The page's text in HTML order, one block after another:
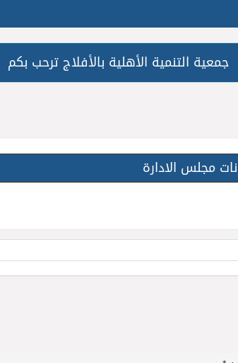
جمعية التنمية الأهلية بالأفلاج ترحب بكم
مجلس الادارة